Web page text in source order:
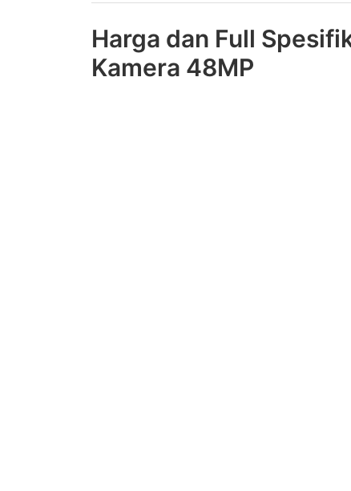
Harga dan Full
Kamera 48MP